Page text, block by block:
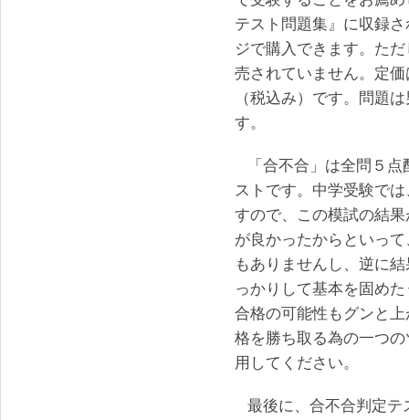
テスト問題集』に収録
ジで購入できます。た
売されていません。定
（税込み）です。問題
す。
「合不合」は全問５
ストです。中学受験で
すので、この模試の結
が良かったからといっ
もありませんし、逆に
っかりして基本を固め
合格の可能性もグンと
格を勝ち取る為の一つ
用してください。
最後に、合不合判定